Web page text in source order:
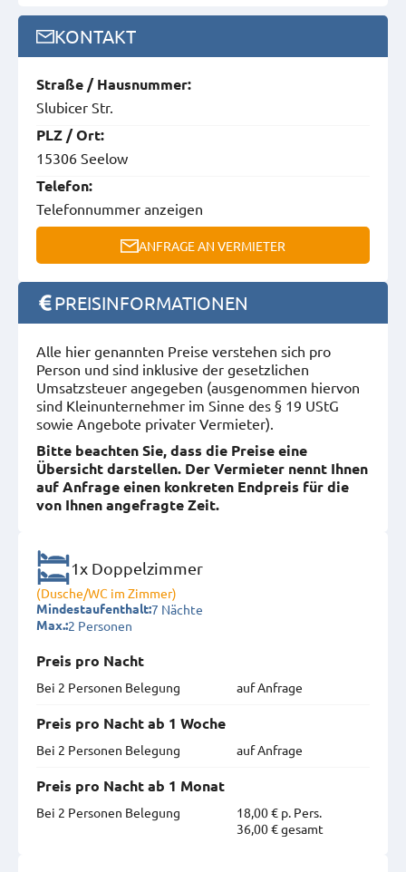
KONTAKT
Straße / Hausnummer:
Slubicer Str.
PLZ / Ort:
15306 Seelow
Telefon:
Telefonnummer anzeigen
ANFRAGE AN VERMIETER
PREISINFORMATIONEN
Alle hier genannten Preise verstehen sich pro
Person und sind inklusive der gesetzlichen
Umsatzsteuer angegeben (ausgenommen hiervon
sind Kleinunternehmer im Sinne des § 19 UStG
sowie Angebote privater Vermieter).
Bitte beachten Sie, dass die Preise eine
Übersicht darstellen. Der Vermieter nennt Ihnen
auf Anfrage einen konkreten Endpreis für die
von Ihnen angefragte Zeit.
1x Doppelzimmer
(Dusche/WC im Zimmer)
Mindestaufenthalt:7 Nächte
Max.:2 Personen
Preis pro Nacht
Bei 2 Personen Belegung
auf Anfrage
Preis pro Nacht ab 1 Woche
Bei 2 Personen Belegung
auf Anfrage
Preis pro Nacht ab 1 Monat
Bei 2 Personen Belegung
18,00 € p. Pers.
36,00 € gesamt